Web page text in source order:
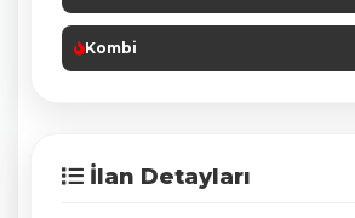
Kombi
İlan Detayları